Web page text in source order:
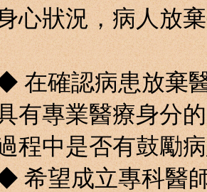
心狀況，病人放
認病患放棄醫
有專業醫療身分
程中是否有鼓勵
成立專科醫師